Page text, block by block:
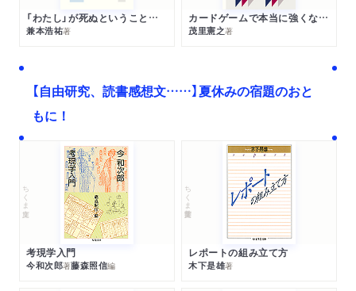
「わたし」が死ぬということの哲学
兼本浩祐著
カードゲームで本当に強くなる考え方
茂里憲之著
【自由研究、読書感想文……】夏休みの宿題のおと
もに！
ちくま文庫
考現学入門
今和次郎著藤森照信編
ちくま学芸文庫
レポートの組み立て方
木下是雄著